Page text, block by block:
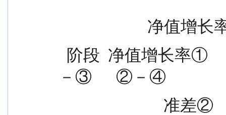
－③      ②－④